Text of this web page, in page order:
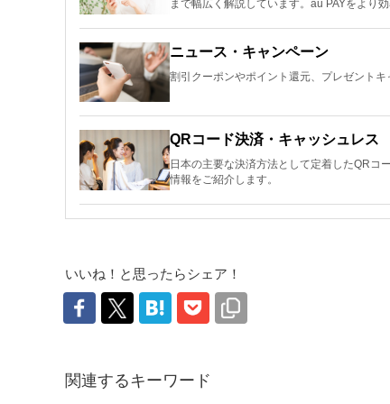
まで幅広く解説しています。au PAYをより
ニュース・キャンペーン
割引クーポンやポイント還元、プレゼント
QRコード決済・キャッシュレス
日本の主要な決済方法として定着したQRコ
情報をご紹介します。
いいね！と思ったらシェア！
関連するキーワード